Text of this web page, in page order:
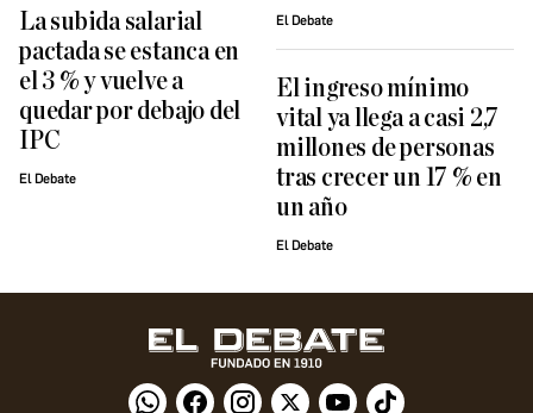
La subida salarial
pactada se estanca en
el 3 % y vuelve a
quedar por debajo del
IPC
El Debate
El Debate
El ingreso mínimo
vital ya llega a casi 2,7
millones de personas
tras crecer un 17 % en
un año
El Debate